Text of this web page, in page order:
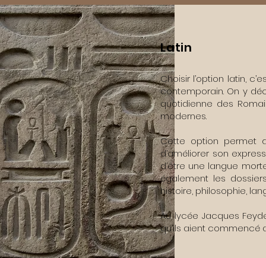
Latin
Choisir l’option latin,
contemporain. On y
quotidienne des
modernes.
Cette option permet
d’améliorer son
d’être une langue
également les
histoire, philosophie,
Au lycée Jacques
qu’ils aient commencé